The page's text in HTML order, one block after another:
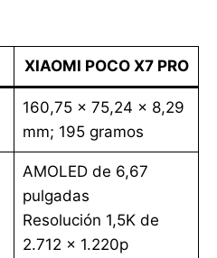
XIAOMI POCO X7 PRO
160,75 x 75,24 x 8,29
mm; 195 gramos
AMOLED de 6,67
pulgadas
Resolución 1,5K de
2.712 x 1.220p